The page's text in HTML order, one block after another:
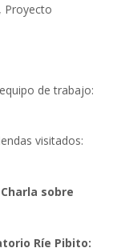
Proyecto
de trabajo:
visitados:
sobre
Ríe Pibito: